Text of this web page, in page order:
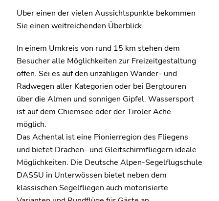
Über einen der vielen Aussichtspunkte bekommen
Sie einen weitreichenden Überblick.
In einem Umkreis von rund 15 km stehen dem
Besucher alle Möglichkeiten zur Freizeitgestaltung
offen. Sei es auf den unzähligen Wander- und
Radwegen aller Kategorien oder bei Bergtouren
über die Almen und sonnigen Gipfel. Wassersport
ist auf dem Chiemsee oder der Tiroler Ache
möglich.
Das Achental ist eine Pionierregion des Fliegens
und bietet Drachen- und Gleitschirmfliegern ideale
Möglichkeiten. Die Deutsche Alpen-Segelflugschule
DASSU in Unterwössen bietet neben dem
klassischen Segelfliegen auch motorisierte